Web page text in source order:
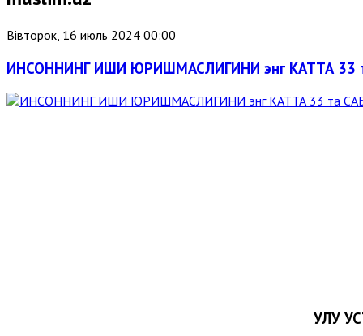
Вівторок, 16 июль 2024 00:00
ИНСОННИНГ ИШИ ЮРИШМАСЛИГИНИ энг КАТТА 33
УЛУҒ